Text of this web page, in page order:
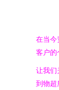
在当今
客户的
让我们
到物超